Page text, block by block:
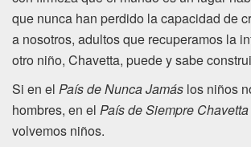
que nunca han perdido la capacidad de
a nosotros, adultos que recuperamos la
otro niño, Chavetta, puede y sabe
Si en el País de Nunca Jamás los niños
hombres, en el País de Siempre Chavetta
volvemos niños.